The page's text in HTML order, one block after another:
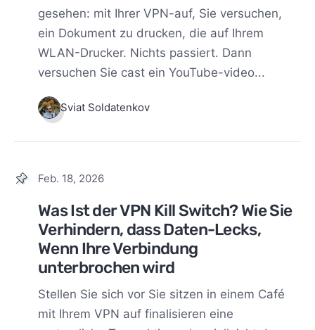
gesehen: mit Ihrer VPN-auf, Sie versuchen,
ein Dokument zu drucken, die auf Ihrem
WLAN-Drucker. Nichts passiert. Dann
versuchen Sie cast ein YouTube-video...
Sviat Soldatenkov
Feb. 18, 2026
Was Ist der VPN Kill Switch? Wie Sie
Verhindern, dass Daten-Lecks,
Wenn Ihre Verbindung
unterbrochen wird
Stellen Sie sich vor Sie sitzen in einem Café
mit Ihrem VPN auf finalisieren eine